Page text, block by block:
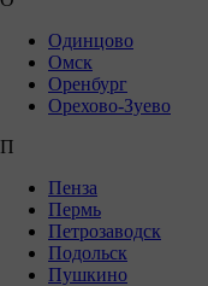
Одинцово
Омск
Оренбург
Орехово-Зуево
П
Пенза
Пермь
Петрозаводск
Подольск
Пушкино